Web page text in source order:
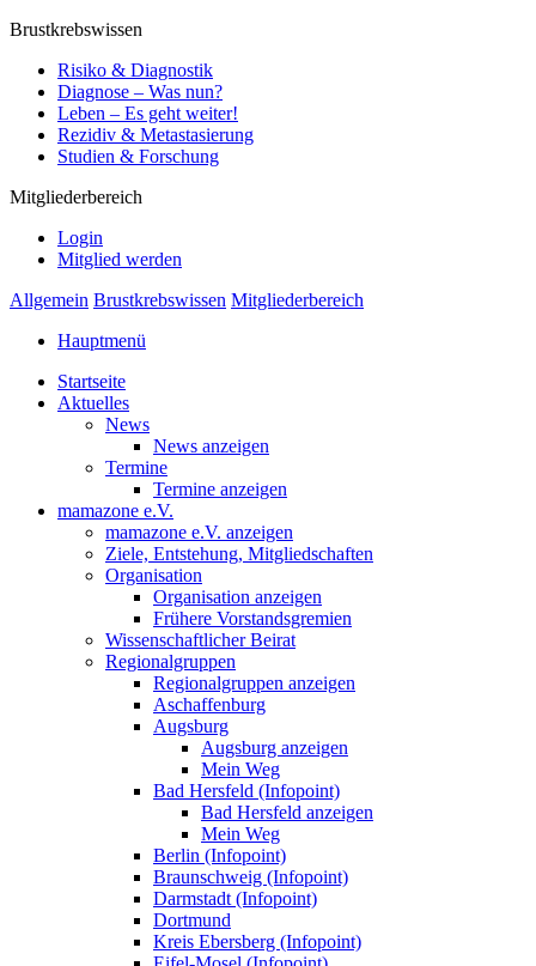
Brustkrebswissen
Risiko & Diagnostik
Diagnose – Was nun?
Leben – Es geht weiter!
Rezidiv & Metastasierung
Studien & Forschung
Mitgliederbereich
Login
Mitglied werden
Allgemein Brustkrebswissen Mitgliederbereich
Hauptmenü
Startseite
Aktuelles
News
News anzeigen
Termine
Termine anzeigen
mamazone e.V.
mamazone e.V. anzeigen
Ziele, Entstehung, Mitgliedschaften
Organisation
Organisation anzeigen
Frühere Vorstandsgremien
Wissenschaftlicher Beirat
Regionalgruppen
Regionalgruppen anzeigen
Aschaffenburg
Augsburg
Augsburg anzeigen
Mein Weg
Bad Hersfeld (Infopoint)
Bad Hersfeld anzeigen
Mein Weg
Berlin (Infopoint)
Braunschweig (Infopoint)
Darmstadt (Infopoint)
Dortmund
Kreis Ebersberg (Infopoint)